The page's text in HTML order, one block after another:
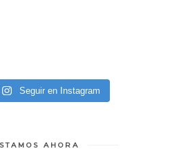
Seguir en Instagram
AHORA